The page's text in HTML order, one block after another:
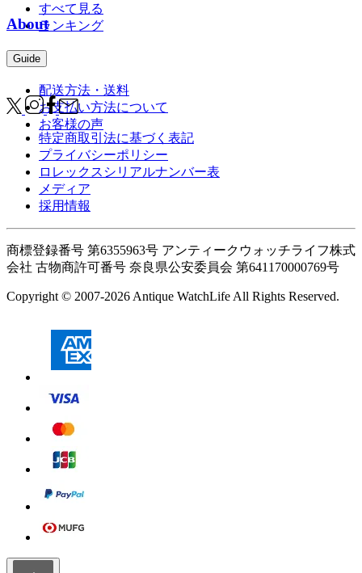
すべて見る
ランキング
About
Guide
配送方法・送料
お支払い方法について
お客様の声
特定商取引法に基づく表記
プライバシーポリシー
ロレックスシリアルナンバー表
メディア
採用情報
商標登録番号 第6355963号 アンティークウォッチライフ株式
会社 古物商許可番号 奈良県公安委員会 第641170000769号
Copyright © 2007-2026 Antique WatchLife All Rights Reserved.